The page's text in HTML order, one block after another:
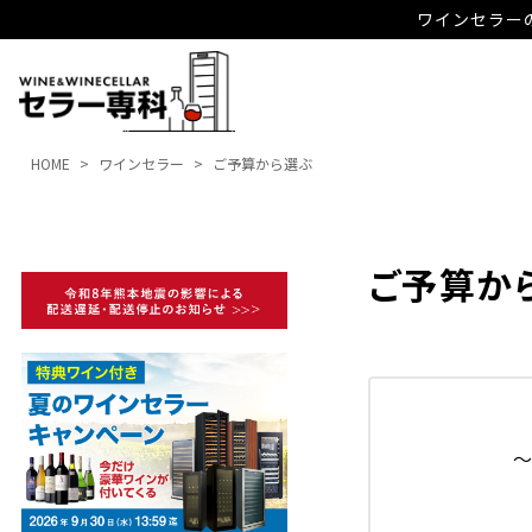
ワインセラー
HOME ワインセラー ご予算から選ぶ
ご予算か